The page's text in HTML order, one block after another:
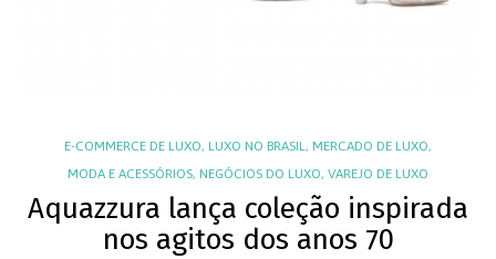
E-COMMERCE DE LUXO, LUXO NO BRASIL, MERCADO DE LUXO,
MODA E ACESSÓRIOS, NEGÓCIOS DO LUXO, VAREJO DE LUXO
Aquazzura lança coleção inspirada
nos agitos dos anos 70